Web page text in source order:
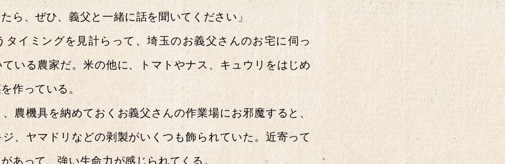
ステーションワゴン系 その他
掲載年
2025年
2020年
ら、ぜひ、義父と一緒に話を聞いてください」
タイミングを見計らって、埼玉のお義父さんのお宅に伺っ
いる農家だ。米の他に、トマトやナス、キュウリをはじめ
作っている。
農機具を納めておくお義父さんの作業場にお邪魔すると、
、ヤマドリなどの剥製がいくつも飾られていた。近寄って
あって、強い生命力が感じられてくる。